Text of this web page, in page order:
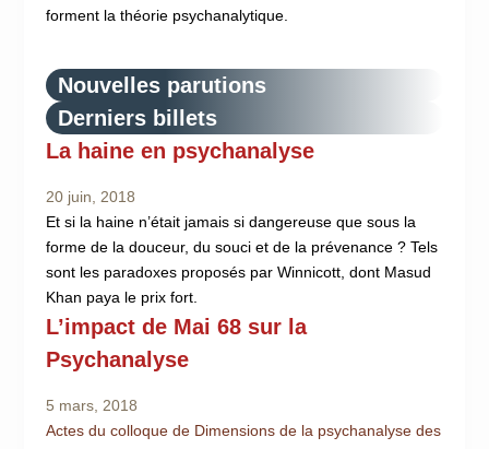
forment la théorie psychanalytique.
Nouvelles parutions
Derniers billets
La haine en psychanalyse
20 juin, 2018
Et si la haine n’était jamais si dangereuse que sous la
forme de la douceur, du souci et de la prévenance ? Tels
sont les paradoxes proposés par Winnicott, dont Masud
Khan paya le prix fort.
L’impact de Mai 68 sur la
Psychanalyse
5 mars, 2018
Actes du colloque de Dimensions de la psychanalyse des